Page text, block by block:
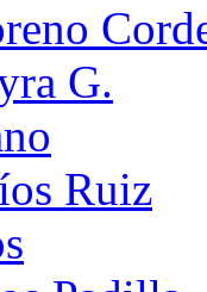
G.
Ruiz